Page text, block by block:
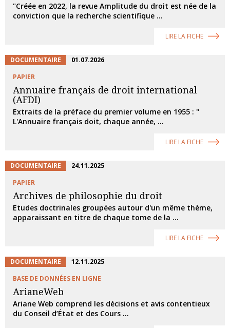
"Créée en 2022, la revue Amplitude du droit est née de la
conviction que la recherche scientifique ...
LIRE LA FICHE
DOCUMENTAIRE
01.07.2026
PAPIER
Annuaire français de droit international
(AFDI)
Extraits de la préface du premier volume en 1955 : "
L'Annuaire français doit, chaque année, ...
LIRE LA FICHE
DOCUMENTAIRE
24.11.2025
PAPIER
Archives de philosophie du droit
Etudes doctrinales groupées autour d'un même thème,
apparaissant en titre de chaque tome de la ...
LIRE LA FICHE
DOCUMENTAIRE
12.11.2025
BASE DE DONNÉES EN LIGNE
ArianeWeb
Ariane Web comprend les décisions et avis contentieux
du Conseil d’État et des Cours ...